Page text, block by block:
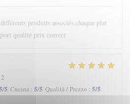
produits associés,chaque plat
qualité prix correct
/5 Cucina : 5/5 Qualità / Prezzo : 5/5